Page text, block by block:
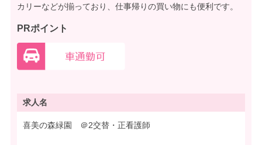
カリーなどが揃っており、仕事帰りの買い物にも便利です。
PRポイント
求人名
喜美の森緑園 ＠2交替・正看護師